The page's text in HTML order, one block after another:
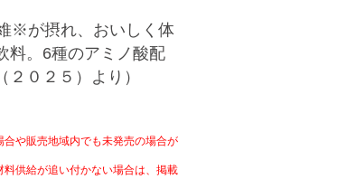
※が摂れ、おいしく体
料。6種のアミノ酸配
０２５）より）
や販売地域内でも未発売の場合が
供給が追い付かない場合は、掲載